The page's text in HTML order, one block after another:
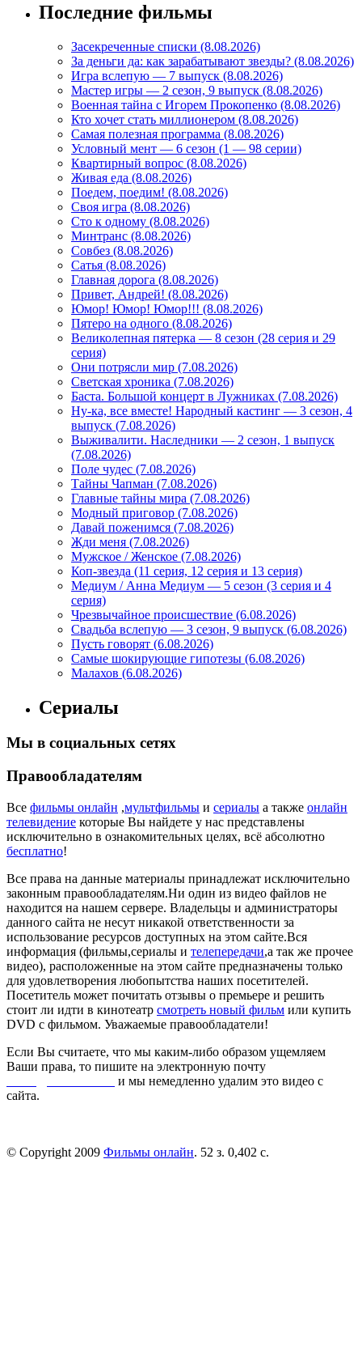
Последние фильмы
Засекреченные списки (8.08.2026)
За деньги да: как зарабатывают звезды? (8.08.2026)
Игра вслепую — 7 выпуск (8.08.2026)
Мастер игры — 2 сезон, 9 выпуск (8.08.2026)
Военная тайна с Игорем Прокопенко (8.08.2026)
Кто хочет стать миллионером (8.08.2026)
Самая полезная программа (8.08.2026)
Условный мент — 6 сезон (1 — 98 серии)
Квартирный вопрос (8.08.2026)
Живая еда (8.08.2026)
Поедем, поедим! (8.08.2026)
Своя игра (8.08.2026)
Сто к одному (8.08.2026)
Минтранс (8.08.2026)
Совбез (8.08.2026)
Сатья (8.08.2026)
Главная дорога (8.08.2026)
Привет, Андрей! (8.08.2026)
Юмор! Юмор! Юмор!!! (8.08.2026)
Пятеро на одного (8.08.2026)
Великолепная пятерка — 8 сезон (28 серия и 29
серия)
Они потрясли мир (7.08.2026)
Светская хроника (7.08.2026)
Баста. Большой концерт в Лужниках (7.08.2026)
Ну-ка, все вместе! Народный кастинг — 3 сезон, 4
выпуск (7.08.2026)
Выживалити. Наследники — 2 сезон, 1 выпуск
(7.08.2026)
Поле чудес (7.08.2026)
Тайны Чапман (7.08.2026)
Главные тайны мира (7.08.2026)
Модный приговор (7.08.2026)
Давай поженимся (7.08.2026)
Жди меня (7.08.2026)
Мужское / Женское (7.08.2026)
Коп-звезда (11 серия, 12 серия и 13 серия)
Медиум / Анна Медиум — 5 сезон (3 серия и 4
серия)
Чрезвычайное происшествие (6.08.2026)
Свадьба вслепую — 3 сезон, 9 выпуск (6.08.2026)
Пусть говорят (6.08.2026)
Самые шокирующие гипотезы (6.08.2026)
Малахов (6.08.2026)
Сериалы
Мы в социальных сетях
Правообладателям
Все фильмы онлайн ,мультфильмы и сериалы а также онлайн
телевидение которые Вы найдете у нас представлены
исключительно в ознакомительных целях, всё абсолютно
бесплатно!
Все права на данные материалы принадлежат исключительно
законным правообладателям.Ни один из видео файлов не
находится на нашем сервере. Владельцы и администраторы
данного сайта не несут никакой ответственности за
использование ресурсов доступных на этом сайте.Вся
информация (фильмы,сериалы и телепередачи,а так же прочее
видео), расположенные на этом сайте предназначены только
для удовлетворения любопытства наших посетителей.
Посетитель может почитать отзывы о премьере и решить
стоит ли идти в кинотеатр смотреть новый фильм или купить
DVD с фильмом. Уважаемые правообладатели!
Если Вы считаете, что мы каким-либо образом ущемляем
Ваши права, то пишите на электронную почту
и мы немедленно удалим это видео с
сайта.
© Copyright 2009 Фильмы онлайн. 52 з. 0,402 с.